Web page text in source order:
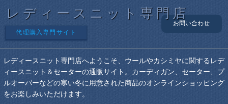
レディースニット専門店
代理購入専門サイト
お問い合わせ
レディースニット専門店へようこそ、ウールやカシミヤに関するレデ
ィースニット＆セーターの通販サイト。カーディガン、セーター、プ
ルオーバーなどの寒い冬に用意された商品のオンラインショッピング
をお楽しみいただけます。